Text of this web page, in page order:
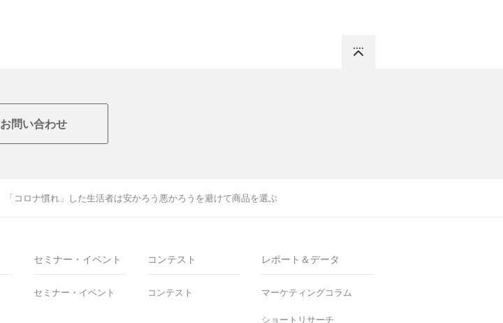
お問い合わせ
「コロナ慣れ」した生活者は安かろう悪かろうを避けて商品を選ぶ
セミナー・イベント
セミナー・イベント
コンテスト
コンテスト
レポート＆データ
マーケティングコラム
ショートリサーチ